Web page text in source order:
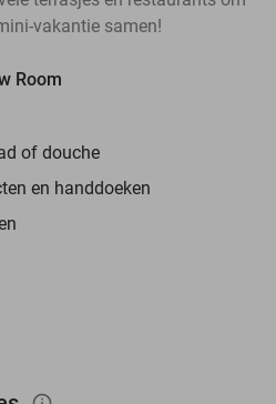
vakantie samen!
Room
of douche
en handdoeken